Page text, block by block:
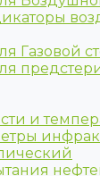
Газовой
и